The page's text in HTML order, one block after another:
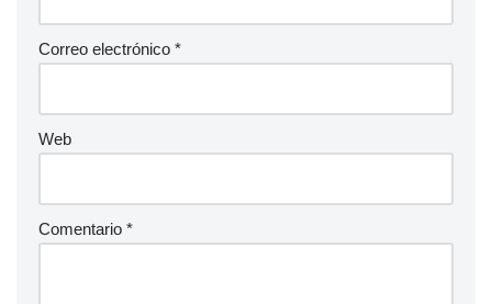
Correo electrónico *
Web
Comentario *